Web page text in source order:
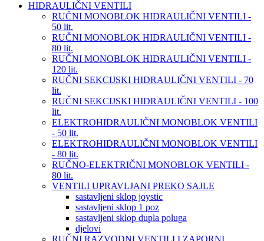
HIDRAULIČNI VENTILI
RUČNI MONOBLOK HIDRAULIČNI VENTILI -
50 lit.
RUČNI MONOBLOK HIDRAULIČNI VENTILI -
80 lit.
RUČNI MONOBLOK HIDRAULIČNI VENTILI -
120 lit.
RUČNI SEKCIJSKI HIDRAULIČNI VENTILI - 70
lit.
RUČNI SEKCIJSKI HIDRAULIČNI VENTILI - 100
lit.
ELEKTROHIDRAULIČNI MONOBLOK VENTILI
- 50 lit.
ELEKTROHIDRAULIČNI MONOBLOK VENTILI
- 80 lit.
RUČNO-ELEKTRIČNI MONOBLOK VENTILI -
80 lit.
VENTILI UPRAVLJANI PREKO SAJLE
sastavljeni sklop joystic
sastavljeni sklop 1 poz
sastavljeni sklop dupla poluga
djelovi
RUČNI RAZVODNI VENTILI I ZAPORNI